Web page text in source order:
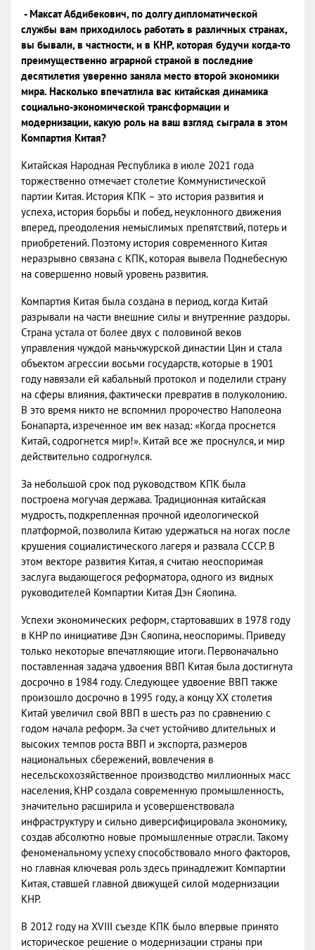
- Максат Абдибекович, по долгу дипломатической
службы вам приходилось работать в различных странах,
вы бывали, в частности, и в КНР, которая будучи когда-то
преимущественно аграрной страной в последние
десятилетия уверенно заняла место второй экономики
мира. Насколько впечатлила вас китайская динамика
социально-экономической трансформации и
модернизации, какую роль на ваш взгляд сыграла в этом
Компартия Китая?
Китайская Народная Республика в июле 2021 года
торжественно отмечает столетие Коммунистической
партии Китая. История КПК – это история развития и
успеха, история борьбы и побед, неуклонного движения
вперед, преодоления немыслимых препятствий, потерь и
приобретений. Поэтому история современного Китая
неразрывно связана с КПК, которая вывела Поднебесную
на совершенно новый уровень развития.
Компартия Китая была создана в период, когда Китай
разрывали на части внешние силы и внутренние раздоры.
Страна устала от более двух с половиной веков
управления чуждой маньчжурской династии Цин и стала
объектом агрессии восьми государств, которые в 1901
году навязали ей кабальный протокол и поделили страну
на сферы влияния, фактически превратив в полуколонию.
В это время никто не вспомнил пророчество Наполеона
Бонапарта, изреченное им век назад: «Когда проснется
Китай, содрогнется мир!». Китай все же проснулся, и мир
действительно содрогнулся.
За небольшой срок под руководством КПК была
построена могучая держава. Традиционная китайская
мудрость, подкрепленная прочной идеологической
платформой, позволила Китаю удержаться на ногах после
крушения социалистического лагеря и развала СССР. В
этом векторе развития Китая, я считаю неоспоримая
заслуга выдающегося реформатора, одного из видных
руководителей Компартии Китая Дэн Сяопина.
Успехи экономических реформ, стартовавших в 1978 году
в КНР по инициативе Дэн Сяопина, неоспоримы. Приведу
только некоторые впечатляющие итоги. Первоначально
поставленная задача удвоения ВВП Китая была достигнута
досрочно в 1984 году. Следующее удвоение ВВП также
произошло досрочно в 1995 году, а концу ХХ столетия
Китай увеличил свой ВВП в шесть раз по сравнению с
годом начала реформ. За счет устойчиво длительных и
высоких темпов роста ВВП и экспорта, размеров
национальных сбережений, вовлечения в
несельскохозяйственное производство миллионных масс
населения, КНР создала современную промышленность,
значительно расширила и усовершенствовала
инфраструктуру и сильно диверсифицировала экономику,
создав абсолютно новые промышленные отрасли. Такому
феноменальному успеху способствовало много факторов,
но главная ключевая роль здесь принадлежит Компартии
Китая, ставшей главной движущей силой модернизации
КНР.
В 2012 году на XVIII съезде КПК было впервые принято
историческое решение о модернизации страны при